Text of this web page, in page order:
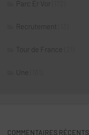
Parc Er Vor
Recrutement
Tour de France
Une
COMMENTAIRES RÉCENTS